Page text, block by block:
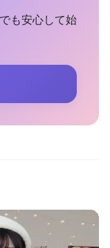
も安心して始